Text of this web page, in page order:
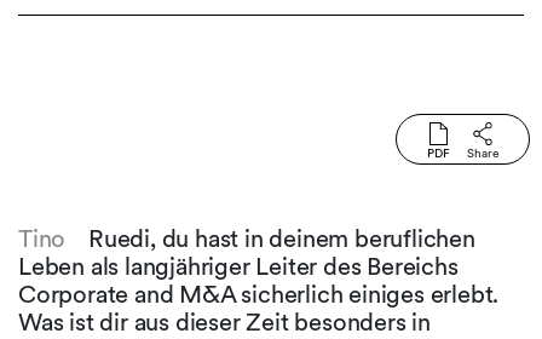
PDF Share
Tino
Ruedi, du hast in deinem beruflichen
Leben als langjähriger Leiter des Bereichs
Corporate and M&A sicherlich einiges erlebt.
Was ist dir aus dieser Zeit besonders in